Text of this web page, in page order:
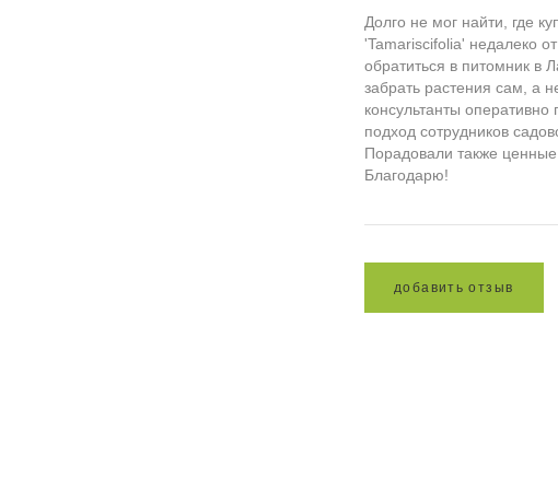
Долго не мог найти, где
'Tamariscifolia' недалеко
обратиться в питомник в
забрать растения сам, а
консультанты
подход сотрудников
Порадовали также
Благодарю!
до бавить о тз ыв